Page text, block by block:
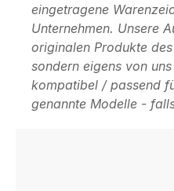
eingetragene
Unternehmen. Unsere
originalen Produkte
sondern eigens von
kompatibel / passend
genannte Modelle -